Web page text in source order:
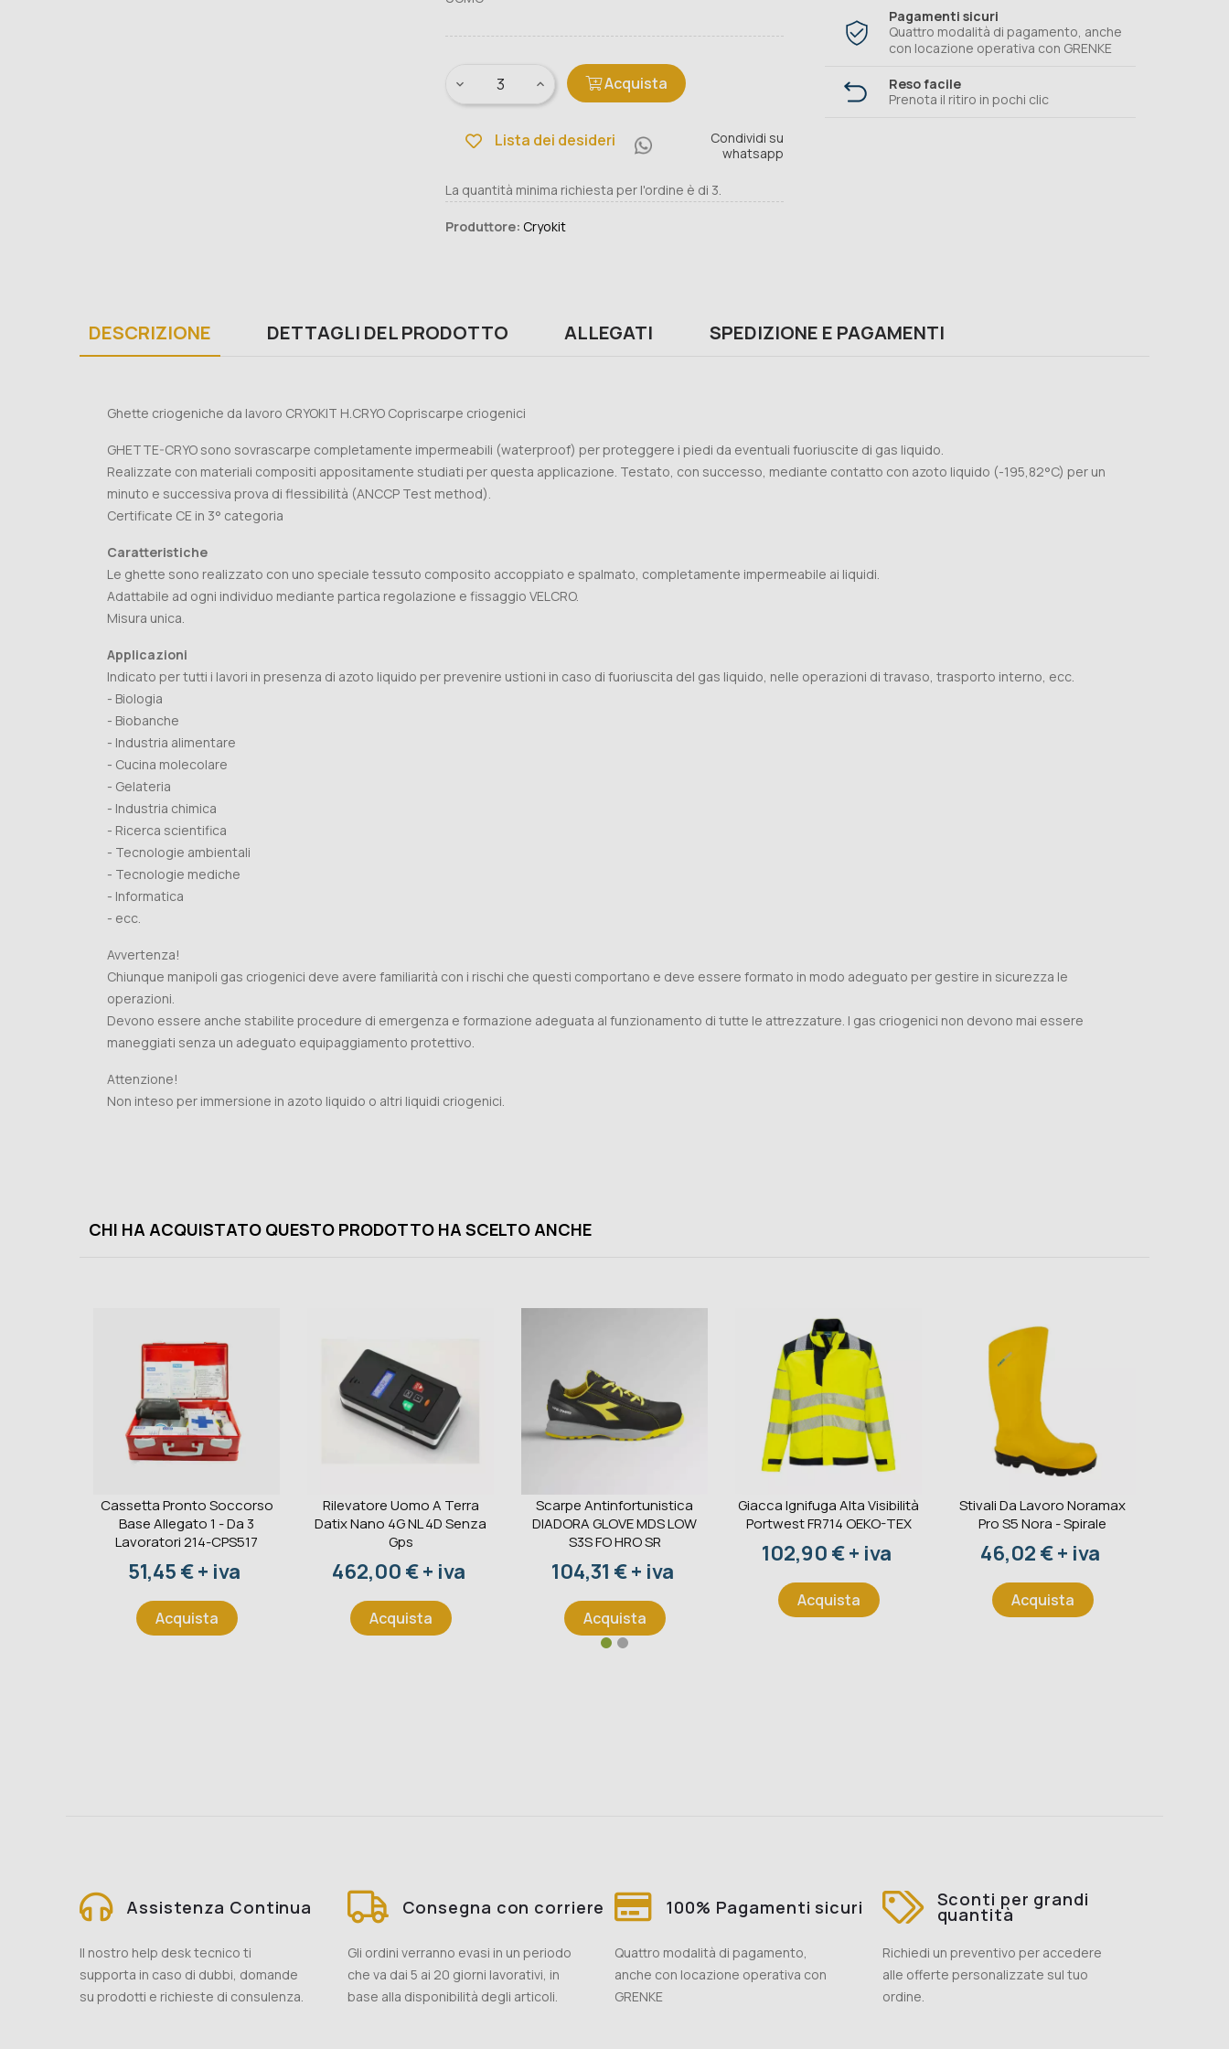
Acquista
Lista dei desideri
Condividi su
whatsapp
La quantità minima richiesta per l'ordine è di 3.
Produttore: Cryokit
Pagamenti sicuri
Quattro modalità di pagamento, anche
con locazione operativa con GRENKE
Reso facile
Prenota il ritiro in pochi clic
DESCRIZIONE DETTAGLI DEL PRODOTTO ALLEGATI SPEDIZIONE E PAGAMENTI
Ghette criogeniche da lavoro CRYOKIT H.CRYO Copriscarpe criogenici
GHETTE-CRYO sono sovrascarpe completamente impermeabili (waterproof) per proteggere i piedi da eventuali fuoriuscite di gas liquido.
Realizzate con materiali compositi appositamente studiati per questa applicazione. Testato, con successo, mediante contatto con azoto liquido (-195,82°C) per un
minuto e successiva prova di flessibilità (ANCCP Test method).
Certificate CE in 3° categoria
Caratteristiche
Le ghette sono realizzato con uno speciale tessuto composito accoppiato e spalmato, completamente impermeabile ai liquidi.
Adattabile ad ogni individuo mediante partica regolazione e fissaggio VELCRO.
Misura unica.
Applicazioni
Indicato per tutti i lavori in presenza di azoto liquido per prevenire ustioni in caso di fuoriuscita del gas liquido, nelle operazioni di travaso, trasporto interno, ecc.
- Biologia
- Biobanche
- Industria alimentare
- Cucina molecolare
- Gelateria
- Industria chimica
- Ricerca scientifica
- Tecnologie ambientali
- Tecnologie mediche
- Informatica
- ecc.
Avvertenza!
Chiunque manipoli gas criogenici deve avere familiarità con i rischi che questi comportano e deve essere formato in modo adeguato per gestire in sicurezza le
operazioni.
Devono essere anche stabilite procedure di emergenza e formazione adeguata al funzionamento di tutte le attrezzature. I gas criogenici non devono mai essere
maneggiati senza un adeguato equipaggiamento protettivo.
Attenzione!
Non inteso per immersione in azoto liquido o altri liquidi criogenici.
CHI HA ACQUISTATO QUESTO PRODOTTO HA SCELTO ANCHE
Cassetta Pronto Soccorso
Base Allegato 1 - Da 3
Lavoratori 214-CPS517
Prezzo
51,45 € + iva
Acquista
Rilevatore Uomo A Terra
Datix Nano 4G NL 4D Senza
Gps
Prezzo
462,00 € + iva
Acquista
Scarpe Antinfortunistica
DIADORA GLOVE MDS LOW
S3S FO HRO SR
Prezzo
104,31 € + iva
Acquista
Giacca Ignifuga Alta Visibilità
Portwest FR714 OEKO-TEX
Prezzo
102,90 € + iva
Acquista
Stivali Da Lavoro Noramax
Pro S5 Nora - Spirale
Prezzo
46,02 € + iva
Acquista
Assistenza Continua
Il nostro help desk tecnico ti
supporta in caso di dubbi, domande
su prodotti e richieste di consulenza.
Consegna con corriere
Gli ordini verranno evasi in un periodo
che va dai 5 ai 20 giorni lavorativi, in
base alla disponibilità degli articoli.
100% Pagamenti sicuri
Quattro modalità di pagamento,
anche con locazione operativa con
GRENKE
Sconti per grandi
quantità
Richiedi un preventivo per accedere
alle offerte personalizzate sul tuo
ordine.